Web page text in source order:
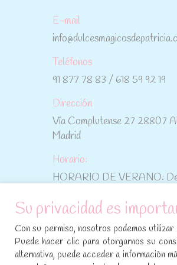
E-mail
Teléfonos
91 877 78 83 / 618 59 92 19
Dirección
Vía Complutense 27 28807
Madrid
Horario:
HORARIO DE VERANO:
No te pierdas las promociones
suscríbete a nuestra
Su privacidad es
Con su permiso, nosotros podemos
Puede hacer clic para otorgarnos su
alternativa, puede acceder a información